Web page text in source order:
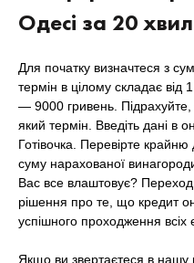
Одесі за 20
Для початку визначтеся з
термін в цілому складає
— 9000 гривень. Підрахуйте,
який термін. Введіть дані в
Готівочка. Перевірте
суму нарахованої
Вас все влаштовує?
рішення про те, що кредит
успішного проходження всіх
Якщо ви звертаєтеся в